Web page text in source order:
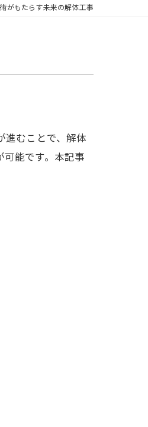
がもたらす未来の解体工事
進むことで、解体
能です。本記事